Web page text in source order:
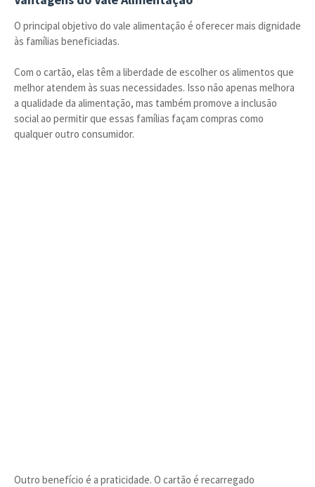
O principal objetivo do vale alimentação é oferecer mais dignidade
às famílias beneficiadas.
Com o cartão, elas têm a liberdade de escolher os alimentos que
melhor atendem às suas necessidades. Isso não apenas melhora
a qualidade da alimentação, mas também promove a inclusão
social ao permitir que essas famílias façam compras como
qualquer outro consumidor.
Outro benefício é a praticidade. O cartão é recarregado